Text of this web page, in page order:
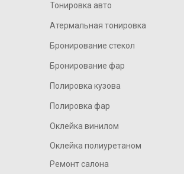
Тонировка авто
Атермальная тонировка
Бронирование стекол
Бронирование фар
Оклейка винилом
Оклейка полиуретаном
Полировка кузова
Полировка фар
Ремонт салона